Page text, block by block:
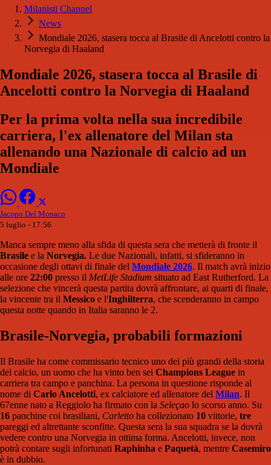
Milanisti Channel
News
Mondiale 2026, stasera tocca al Brasile di Ancelotti contro la
Norvegia di Haaland
Mondiale 2026, stasera tocca al Brasile di
Ancelotti contro la Norvegia di Haaland
Per la prima volta nella sua incredibile
carriera, l'ex allenatore del Milan sta
allenando una Nazionale di calcio ad un
Mondiale
Jacopo Del Monaco
5 luglio - 17:56
Manca sempre meno alla sfida di questa sera che metterà di fronte il
Brasile e la Norvegia. Le due Nazionali, infatti, si sfideranno in
occasione degli ottavi di finale del Mondiale 2026. Il match avrà inizio
alle ore 22:00 presso il MetLife Stadium situato ad East Rutherford. La
selezione che vincerà questa partita dovrà affrontare, ai quarti di finale,
la vincente tra il Messico e l'Inghilterra, che scenderanno in campo
questa notte quando in Italia saranno le 2.
Brasile-Norvegia, probabili formazioni
Il Brasile ha come commissario tecnico uno dei più grandi della storia
del calcio, un uomo che ha vinto ben sei Champions League in
carriera tra campo e panchina. La persona in questione risponde al
nome di Carlo Ancelotti, ex calciatore ed allenatore del Milan. Il
67enne nato a Reggiolo ha firmato con la Seleçao lo scorso anno. Su
16 panchine coi brasiliani, Carletto ha collezionato 10 vittorie, tre
pareggi ed altrettante sconfitte. Questa sera la sua squadra se la dovrà
vedere contro una Norvegia in ottima forma. Ancelotti, invece, non
potrà contare sugli infortunati Raphinha e Paquetà, mentre Casemiro
è in dubbio.